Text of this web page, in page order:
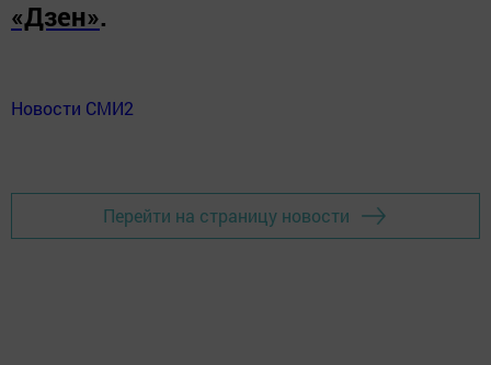
«Дзен».
Новости СМИ2
Перейти на страницу новости